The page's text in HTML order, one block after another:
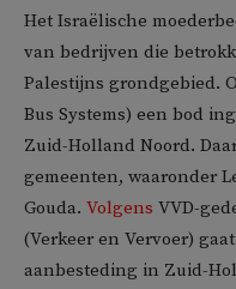
Het Israëlische
van bedrijven die
Palestijns grondgebied.
Bus Systems) een bod
Zuid-Holland Noord.
gemeenten, waaronder
Gouda. Volgens VVD-
(Verkeer en Vervoer)
aanbesteding in Zuid-